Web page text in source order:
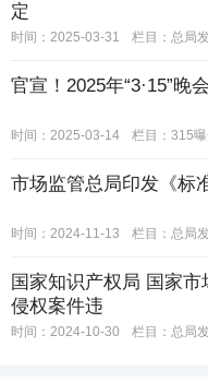
定
时间：2025-03-31 栏目： 总局
官宣！2025年“3·15”晚
时间：2025-03-14 栏目： 315
市场监管总局印发《标
时间：2024-11-13 栏目： 总局
国家知识产权局 国家
侵权案件违
时间：2024-10-30 栏目： 总局